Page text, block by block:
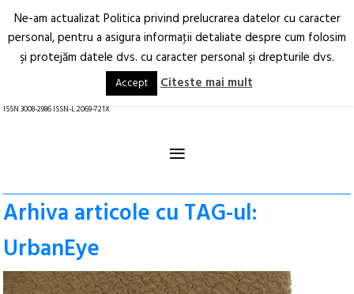
Arhitectură.
Oraș.
RO EN
ISSN 3008-2986 ISSN-L 2069-721X
≡
Arhiva articole cu TAG-ul:
UrbanEye
Ne-am actualizat Politica privind prelucrarea datelor cu caracter
personal, pentru a asigura informaţii detaliate despre cum folosim
şi protejăm datele dvs. cu caracter personal şi drepturile dvs.
Accept Citeste mai mult